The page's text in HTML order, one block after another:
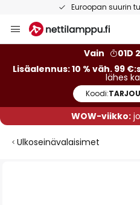
Euroopan suurin
to
Vain
01D
Lisäalennus: 10 % väh. 99
lähes
Koodi:
WOW-viikko:
Ulkoseinävalaisimet